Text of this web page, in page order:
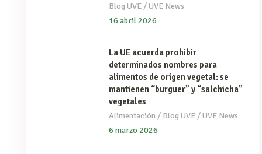
Blog UVE/UVE News
16 abril 2026
La UE acuerda prohibir
determinados nombres para
alimentos de origen vegetal: se
mantienen “burguer” y “salchicha”
vegetales
Alimentación / Blog UVE/UVE News
6 marzo 2026